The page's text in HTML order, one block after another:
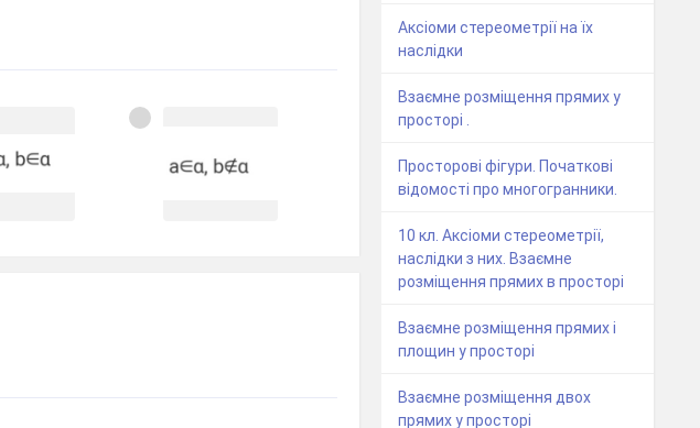
Аксіоми стереометрії на їх
наслідки
Взаємне розміщення прямих у
просторі .
Просторові фігури. Початкові
відомості про многогранники.
10 кл. Аксіоми стереометрії,
наслідки з них. Взаємне
розміщення прямих в просторі
Взаємне розміщення прямих і
площин у просторі
Взаємне розміщення двох
прямих у просторі